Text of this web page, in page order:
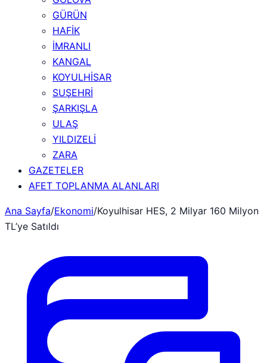
GÜRÜN
HAFİK
İMRANLI
KANGAL
KOYULHİSAR
SUŞEHRİ
ŞARKIŞLA
ULAŞ
YILDIZELİ
ZARA
GAZETELER
AFET TOPLANMA ALANLARI
Ana Sayfa/Ekonomi/Koyulhisar HES, 2 Milyar 160 Milyon
TL’ye Satıldı